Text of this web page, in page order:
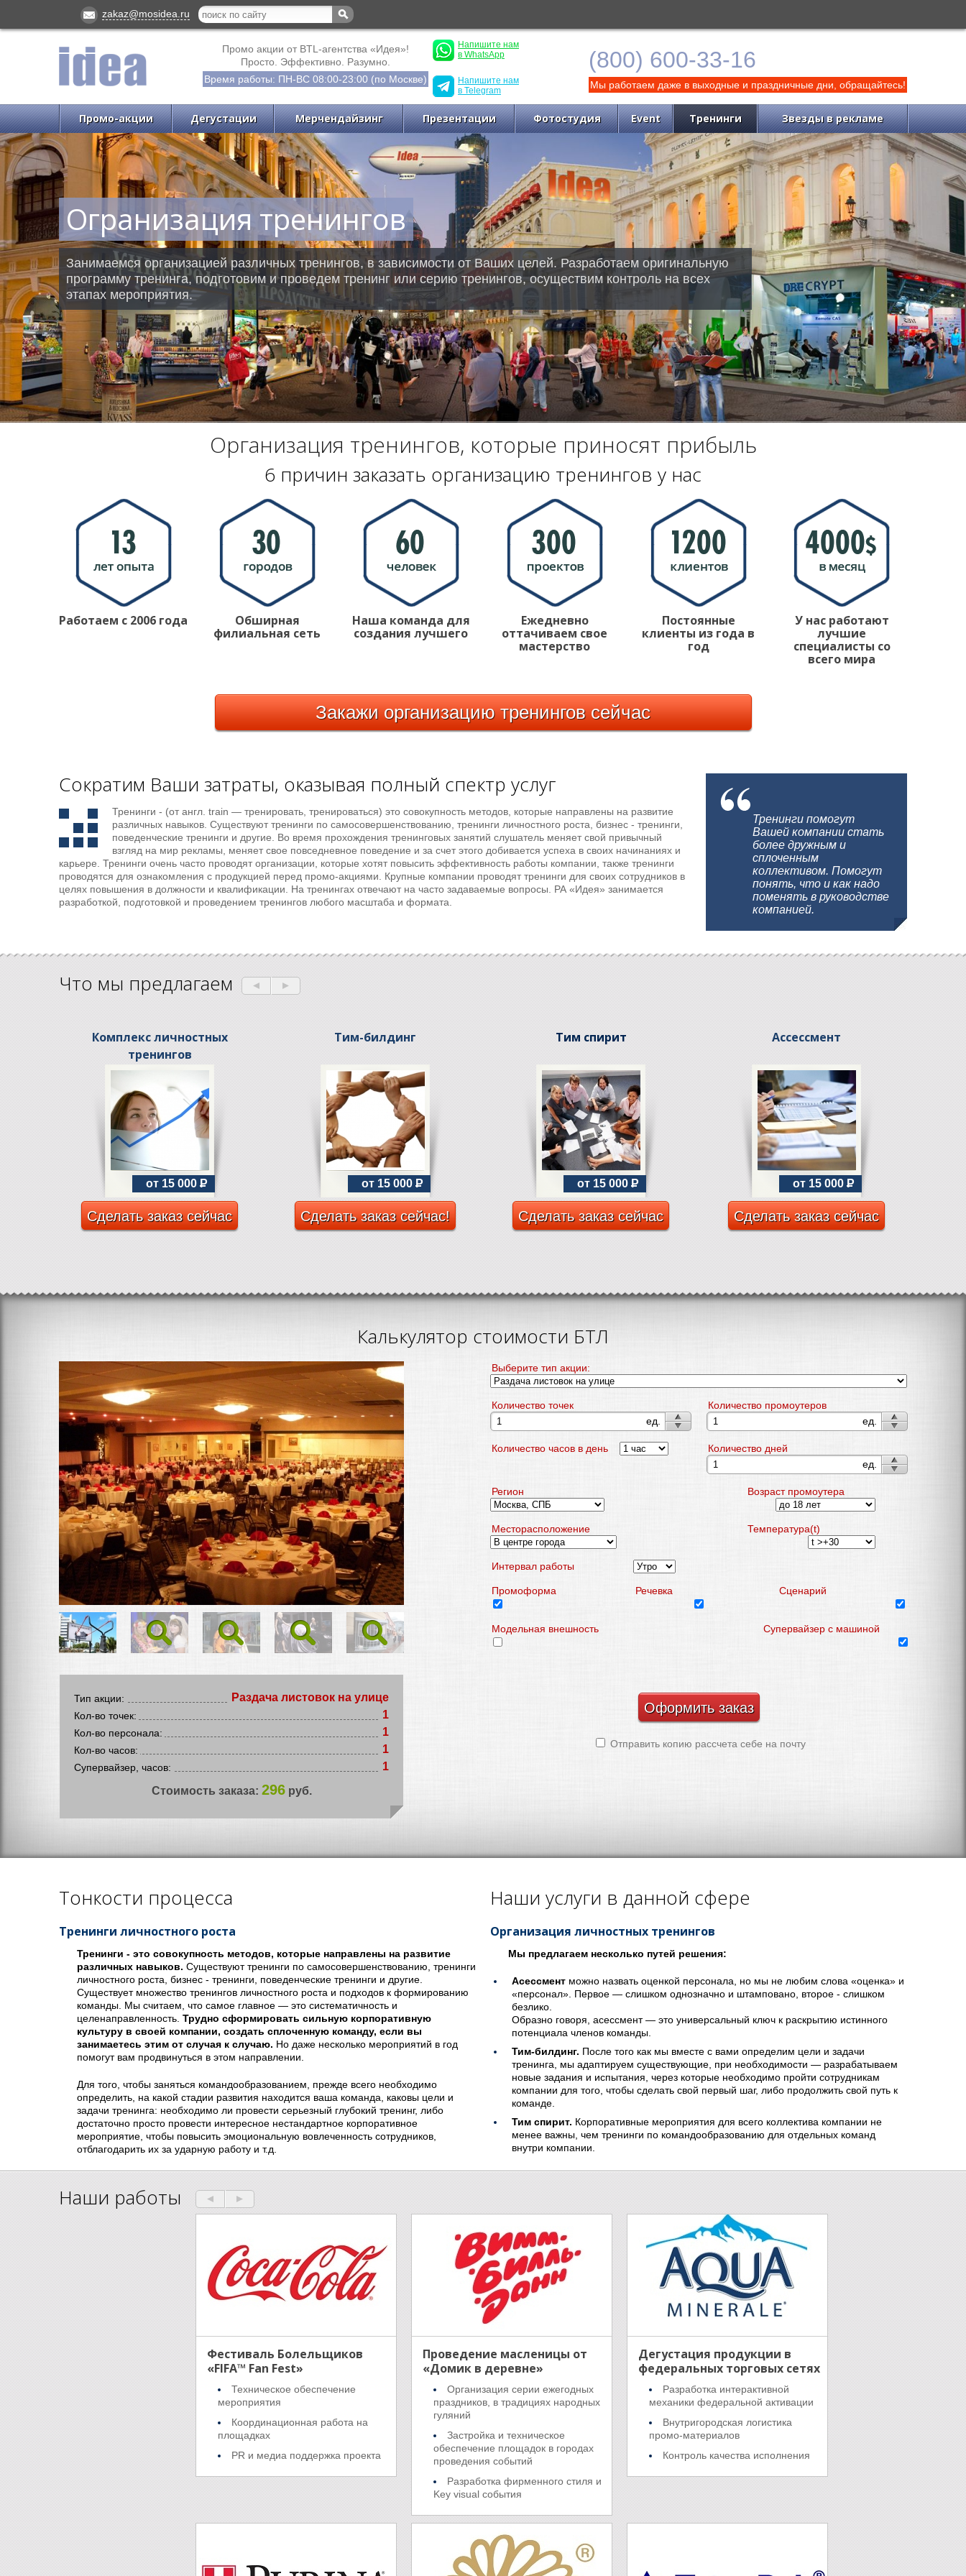
zakaz@mosidea.ru
Промо акции от BTL-агентства «Идея»!
Просто. Эффективно. Разумно.
Время работы: ПН-ВС 08:00-23:00 (по Москве)
Напишите нам
в WhatsApp
Напишите нам
в Telegram
(800) 600-33-16
Мы работаем даже в выходные и праздничные дни, обращайтесь!
Промо-акции Дегустации Мерчендайзинг Презентации Фотостудия Event Тренинги Звезды в рекламе
Огранизация тренингов
Занимаемся организацией различных тренингов, в зависимости от Ваших целей. Разработаем оригинальную
программу тренинга, подготовим и проведем тренинг или серию тренингов, осуществим контроль на всех
этапах мероприятия.
Организация тренингов, которые приносят прибыль
6 причин заказать организацию тренингов у нас
Работаем с 2006 года
Обширная
филиальная сеть
Наша команда для
создания лучшего
Ежедневно
оттачиваем свое
мастерство
Постоянные
клиенты из года в
год
У нас работают
лучшие
специалисты со
всего мира
Закажиорганизацию тренинговсейчас
Тренинги помогут
Вашей компании стать
более дружным и
сплоченным
коллективом. Помогут
понять, что и как надо
поменять в руководстве
компанией.
Сократим Ваши затраты, оказывая полный спектр услуг
Тренинги - (от англ. train — тренировать, тренироваться) это совокупность методов, которые направлены на развитие
различных навыков. Существуют тренинги по самосовершенствованию, тренинги личностного роста, бизнес - тренинги,
поведенческие тренинги и другие. Во время прохождения тренинговых занятий слушатель меняет свой привычный
взгляд на мир рекламы, меняет свое повседневное поведение и за счет этого добивается успеха в своих начинаниях и
карьере. Тренинги очень часто проводят организации, которые хотят повысить эффективность работы компании, также тренинги
проводятся для ознакомления с продукцией перед промо-акциями. Крупные компании проводят тренинги для своих сотрудников в
целях повышения в должности и квалификации. На тренингах отвечают на часто задаваемые вопросы. РА «Идея» занимается
разработкой, подготовкой и проведением тренингов любого масштаба и формата.
Что мы предлагаем
Комплекс личностных
тренингов
от 15 000 P
Сделать заказ сейчас
Тим-билдинг
от 15 000 P
Сделать заказ сейчас!
Тим спирит
от 15 000 P
Сделать заказ сейчас
Ассессмент
от 15 000 P
Сделать заказ сейчас
Калькулятор стоимости БТЛ
Выберите тип акции:
Количество точек
распространения
ед.
Количество промоутеров
на точке
ед.
Количество часов в день
Количество дней
ед.
Регион Возраст промоутера
Месторасположение Температура(t)
Интервал работы
Промоформа Речевка Сценарий
Модельная внешность Супервайзер с машиной
Тип акции: Раздача листовок на улице
Кол-во точек: 1
Кол-во персонала: 1
Кол-во часов: 1
Супервайзер, часов:
1
Стоимость заказа: 296руб.
Отправить копию рассчета себе на почту
Тонкости процесса
Тренинги личностного роста
Тренинги - это совокупность методов, которые направлены на развитие
различных навыков. Существуют тренинги по самосовершенствованию, тренинги
личностного роста, бизнес - тренинги, поведенческие тренинги и другие.
Существует множество тренингов личностного роста и подходов к формированию
команды. Мы считаем, что самое главное — это систематичность и
целенаправленность. Трудно сформировать сильную корпоративную
культуру в своей компании, создать сплоченную команду, если вы
занимаетесь этим от случая к случаю. Но даже несколько мероприятий в год
помогут вам продвинуться в этом направлении.
Для того, чтобы заняться командообразованием, прежде всего необходимо
определить, на какой стадии развития находится ваша команда, каковы цели и
задачи тренинга: необходимо ли провести серьезный глубокий тренинг, либо
достаточно просто провести интересное нестандартное корпоративное
мероприятие, чтобы повысить эмоциональную вовлеченность сотрудников,
отблагодарить их за ударную работу и т.д.
Наши услуги в данной сфере
Организация личностных тренингов
Мы предлагаем несколько путей решения:
Асессмент можно назвать оценкой персонала, но мы не любим слова «оценка» и
«персонал». Первое — слишком однозначно и штамповано, второе - слишком
безлико.
Образно говоря, асессмент — это универсальный ключ к раскрытию истинного
потенциала членов команды.
Тим-билдинг. После того как мы вместе с вами определим цели и задачи
тренинга, мы адаптируем существующие, при необходимости — разрабатываем
новые задания и испытания, через которые необходимо пройти сотрудникам
компании для того, чтобы сделать свой первый шаг, либо продолжить свой путь к
команде.
Тим спирит. Корпоративные мероприятия для всего коллектива компании не
менее важны, чем тренинги по командообразованию для отдельных команд
внутри компании.
Наши работы
Фестиваль Болельщиков
«FIFA™ Fan Fest»
Техническое обеспечение
мероприятия
Координационная работа на
площадках
PR и медиа поддержка проекта
Проведение масленицы от
«Домик в деревне»
Организация серии ежегодных
праздников, в традициях народных
гуляний
Застройка и техническое
обеспечение площадок в городах
проведения событий
Разработка фирменного стиля и
Key visual события
Дегустация продукции в
федеральных торговых сетях
Разработка интерактивной
механики федеральной активации
Внутригородская логистика
промо-материалов
Контроль качества исполнения